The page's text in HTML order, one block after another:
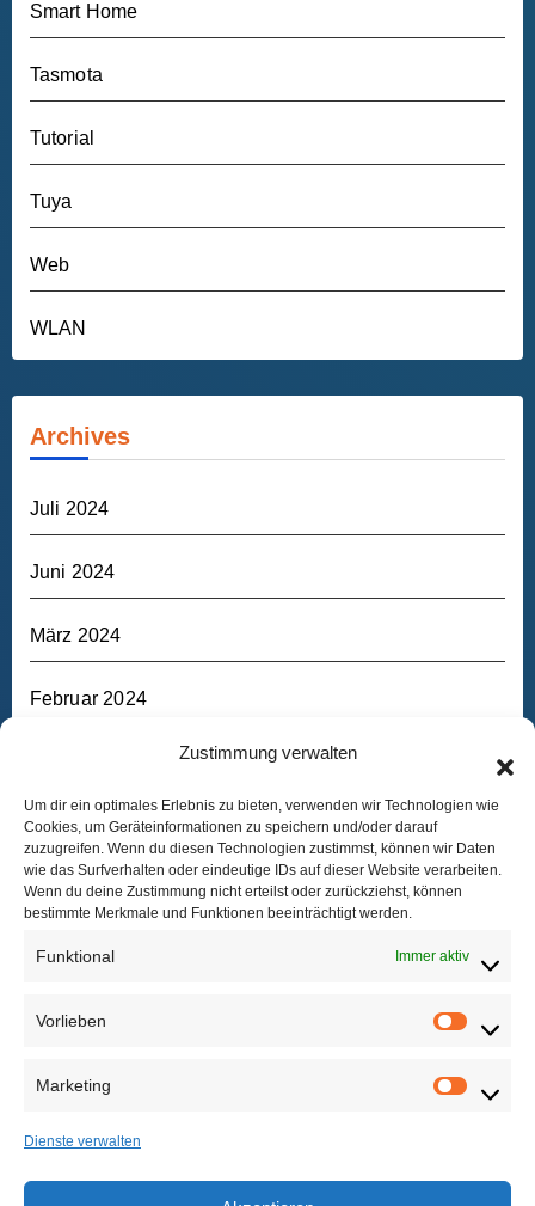
Zustimmung verwalten
Um dir ein optimales Erlebnis zu bieten, verwenden wir Technologien wie
Cookies, um Geräteinformationen zu speichern und/oder darauf
zuzugreifen. Wenn du diesen Technologien zustimmst, können wir Daten
wie das Surfverhalten oder eindeutige IDs auf dieser Website verarbeiten.
Wenn du deine Zustimmung nicht erteilst oder zurückziehst, können
bestimmte Merkmale und Funktionen beeinträchtigt werden.
Funktional Immer aktiv
Vorlieben
Marketing
Dienste verwalten
Smart Home
Tasmota
Tutorial
Tuya
Web
WLAN
Archives
Juli 2024
Juni 2024
März 2024
Februar 2024
Dezember 2023
September 2023
August 2023